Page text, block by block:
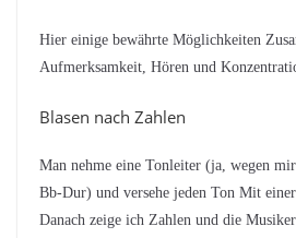
Hier einige bewährte Möglichkeiten
Aufmerksamkeit, Hören und
Blasen nach Zahlen
Man nehme eine Tonleiter (ja, wegen
Bb-Dur) und versehe jeden Ton Mit
Danach zeige ich Zahlen und die